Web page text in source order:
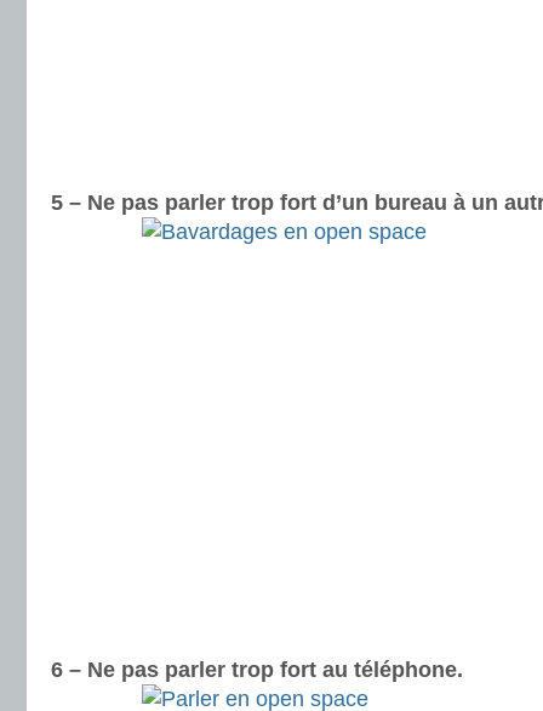
5 – Ne pas parler trop fort d’un bureau à un
6 – Ne pas parler trop fort au téléphone.